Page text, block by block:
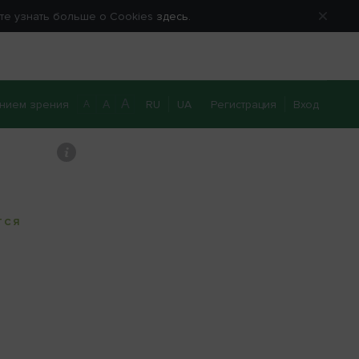
узнать больше о Cookies здесь.
зрения A A RU UA Регистрация Вход